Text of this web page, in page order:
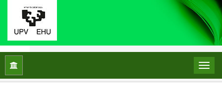
Inicio